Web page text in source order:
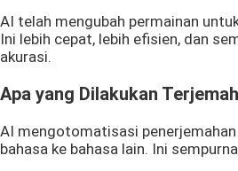
AI telah mengubah permainan
Ini lebih cepat, lebih efisien, dan
akurasi.
Apa yang Dilakukan
AI mengotomatisasi
bahasa ke bahasa lain. Ini